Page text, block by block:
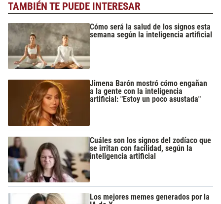
TAMBIÉN TE PUEDE INTERESAR
Cómo será la salud de los signos esta
semana según la inteligencia artificial
Jimena Barón mostró cómo engañan
a la gente con la inteligencia
artificial: "Estoy un poco asustada"
Cuáles son los signos del zodíaco que
se irritan con facilidad, según la
inteligencia artificial
Los mejores memes generados por la